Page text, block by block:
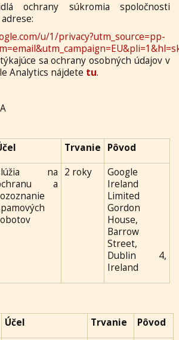
ochrany súkromia spoločnosti
u/1/privacy?utm_source=pp-
sa ochrany osobných údajov v
Analytics nájdete tu.
Trvanie
Pôvod
na
a
2 roky
Google
Ireland
Limited
Gordon
House,
Barrow
Street,
Dublin 4,
Ireland
Účel Trvanie
Pôvod